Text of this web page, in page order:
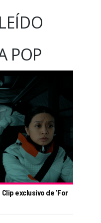
POP
exclusivo de 'For